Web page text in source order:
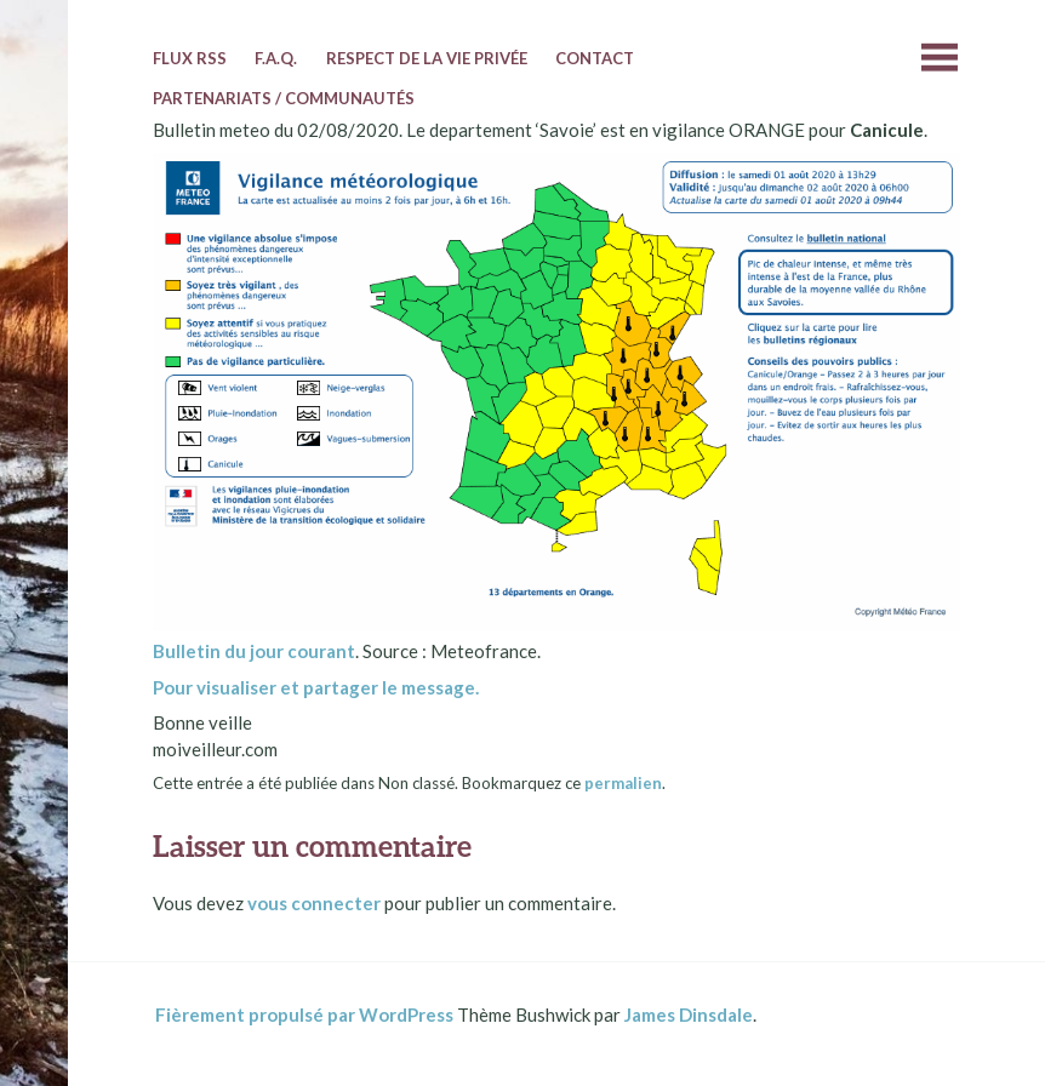
FLUX RSS
F.A.Q. RESPECT DE LA VIE PRIVÉE CONTACT
PARTENARIATS / COMMUNAUTÉS
Bulletin meteo du 02/08/2020. Le departement ‘Savoie’ est en vigilance ORANGE pour Canicule.
Bulletin du jour courant. Source : Meteofrance.
Pour visualiser et partager le message.
Bonne veille
moiveilleur.com
Cette entrée a été publiée dans Non classé. Bookmarquez ce permalien.
Laisser un commentaire
Vous devezvous connecterpour publier un commentaire.
Fièrement propulsé par WordPressThème Bushwick parJames Dinsdale.